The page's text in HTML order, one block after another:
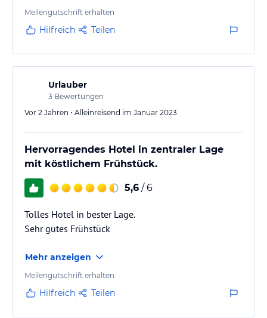
Meilengutschrift erhalten
Hilfreich Teilen
Urlauber
3 Bewertungen
Vor 2 Jahren • Alleinreisend im Januar 2023
Hervorragendes Hotel in zentraler Lage
mit köstlichem Frühstück.
5,6 / 6
Tolles Hotel in bester Lage.
Sehr gutes Frühstück
Mehr anzeigen
Meilengutschrift erhalten
Hilfreich Teilen